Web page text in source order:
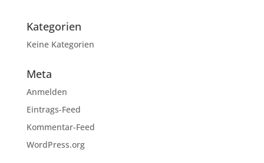
Kategorien
Keine Kategorien
Meta
Anmelden
Eintrags-Feed
Kommentar-Feed
WordPress.org